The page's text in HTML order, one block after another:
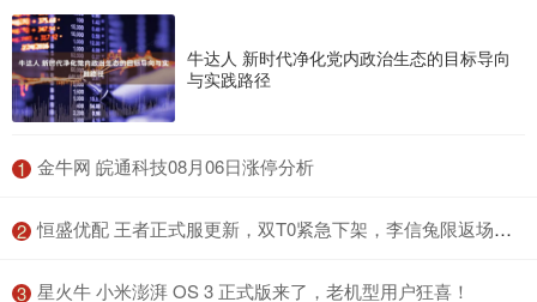
牛达人 新时代净化党内政治生态的目标导向
与实践路径
1 ​金牛网 皖通科技08月06日涨停分析
2 ​恒盛优配 王者正式服更新，双T0紧急下架，李信兔限返场，限时点券登录送_戈娅_策划_活动
3 ​星火牛 小米澎湃 OS 3 正式版来了，老机型用户狂喜！